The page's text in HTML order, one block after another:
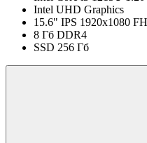
Intel UHD Graphics
15.6" IPS 1920x1080
8 Гб DDR4
SSD 256 Гб